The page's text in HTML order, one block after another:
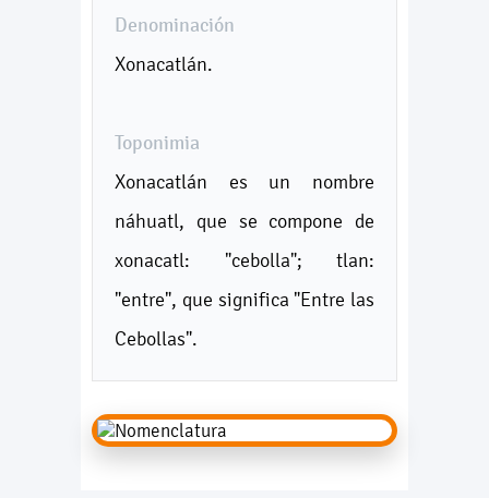
Denominación
Xonacatlán.
Toponimia
Xonacatlán es un nombre
náhuatl, que se compone de
xonacatl: "cebolla"; tlan:
"entre", que significa "Entre las
Cebollas".